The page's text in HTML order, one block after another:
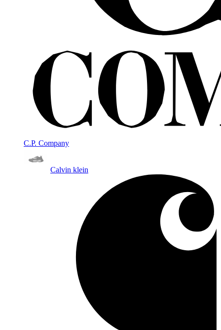
C.P. Company
Calvin klein